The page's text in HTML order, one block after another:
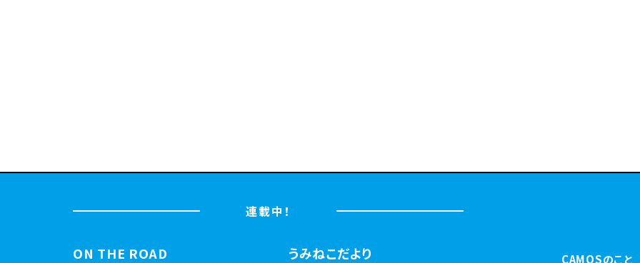
連載中！
ON THE ROAD うみねこだより CAMOSのこと